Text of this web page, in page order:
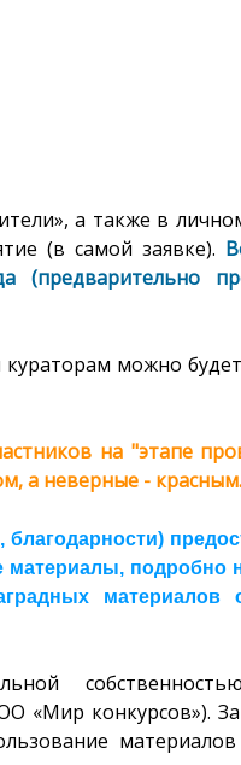
а также в
(в самой заявке).
(предварительно
можно будет
на "этапе
а неверные - красным.
материалы, подробно
материалов
«Мир конкурсов»).